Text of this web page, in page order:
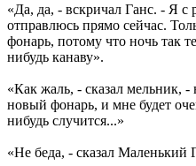
«Да, да, - вскричал Ганс. - Я с
отправлюсь прямо сейчас.
фонарь, потому что ночь так
нибудь канаву».
«Как жаль, - сказал мельник, -
новый фонарь, и мне будет
нибудь случится...»
«Не беда, - сказал Маленький